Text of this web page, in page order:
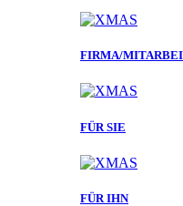
FIRMA/
FÜR SIE
FÜR IHN